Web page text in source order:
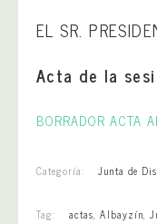
EL SR.
Acta de la
BORRADOR ACTA
Categoría: Junta de
Tag: actas,Albayzín,